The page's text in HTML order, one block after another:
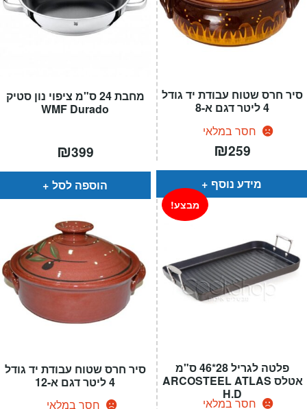
מחבת 24 ס"מ ציפוי נון סטיק
WMF Durado
₪399
הוספה לסל
סיר חרס שטוח עבודת יד גודל
4 ליטר דגם א-8
חסר במלאי
₪259
מידע נוסף
סיר חרס שטוח עבודת יד גודל
4 ליטר דגם א-12
חסר במלאי
פלטה לגריל 28*46 ס"מ
אטלס ARCOSTEEL ATLAS
H.D
חסר במלאי
מבצע!